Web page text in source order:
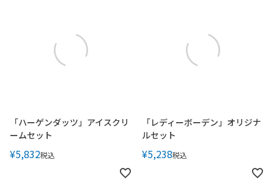
「ハーゲンダッツ」アイスクリ
ームセット
¥5,832税込
「レディーボーデン」オリジナ
ルセット
¥5,238税込